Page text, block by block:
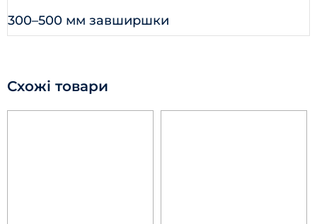
300–500 мм завширшки
Схожі товари